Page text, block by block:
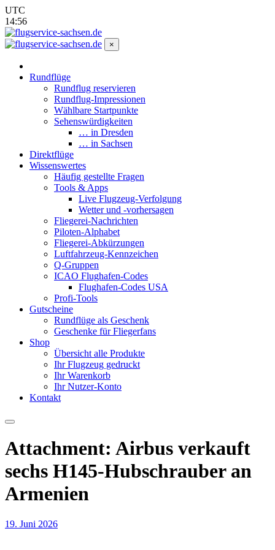
UTC
14:56
×
Rundflüge
Rundflug reservieren
Rundflug-Impressionen
Wählbare Startpunkte
Sehenswürdigkeiten
… in Dresden
… in Sachsen
Direktflüge
Wissenswertes
Häufig gestellte Fragen
Tools & Apps
Live Flugzeug-Verfolgung
Wetter und -vorhersagen
Fliegerei-Nachrichten
Piloten-Alphabet
Fliegerei-Abkürzungen
Luftfahrzeug-Kennzeichen
Q-Gruppen
ICAO Flughafen-Codes
Flughafen-Codes USA
Profi-Tools
Gutscheine
Rundflüge als Geschenk
Geschenke für Fliegerfans
Shop
Übersicht alle Produkte
Ihr Flugzeug gedruckt
Ihr Warenkorb
Ihr Nutzer-Konto
Kontakt
Attachment: Airbus verkauft
sechs H145-Hubschrauber an
Armenien
19. Juni 2026